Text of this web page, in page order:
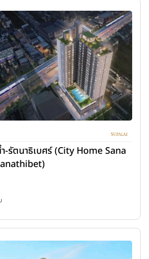
-รัตนาธิเบศร์ (City Home Sana